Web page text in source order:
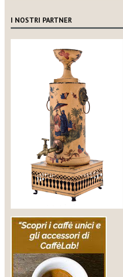
I NOSTRI PARTNER